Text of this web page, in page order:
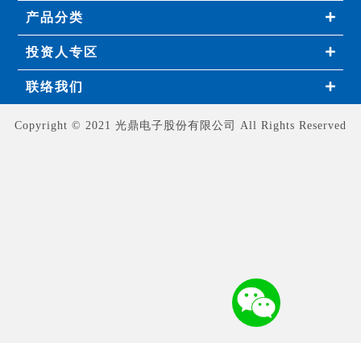
产品分类
投资人专区
联络我们
Copyright © 2021 光鼎电子股份有限公司 All Rights Reserved